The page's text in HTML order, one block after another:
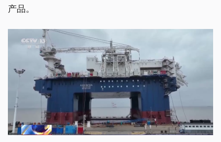
产品。